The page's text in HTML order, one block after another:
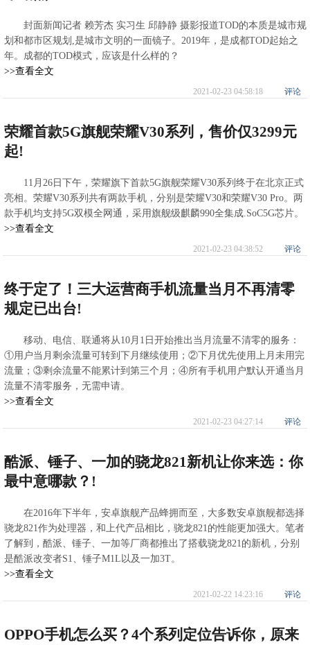
封面新闻记者 赖芳杰 实习生 邱静静 摄影报道TOD的本质是城市规
划和都市区规划,是城市文明的一面镜子。2019年，是成都TOD起始之
年。成都的TOD模式，应该是什么样的？
>>查看全文
2021-02-23 04:58:18 评论
荣耀首款5G旗舰荣耀V30系列，售价仅3299元
起!
11月26日下午，荣耀旗下首款5G旗舰荣耀V30系列终于在北京正式
亮相。荣耀V30系列共有两款手机，分别是荣耀V30和荣耀V30 Pro。两
款手机均支持5G双模全网通，采用旗舰级麒麟990全集成.SoC5G芯片。
>>查看全文
2021-02-23 04:38:52 评论
终于定了！三大运营商手机流量当月不再清零
规定已出台!
移动、电信、联通将从10月1日开始推出当月流量不清零的服务：
①用户当月剩余流量可转到下月继续使用；②下月优先使用上月未用完
流量；③剩余流量不能累计到第三个月；④所有手机用户默认开通当月
流量不清零服务，无需申请。
>>查看全文
2021-02-23 04:27:14 评论
酷派、锤子、一加的骁龙821新机让你来选：你
最中意哪款？!
在2016年下半年，安卓旗舰产品蜂拥而至，大多数安卓旗舰都选择
骁龙821作为处理器，和上代产品相比，骁龙821的性能更加强大。笔者
了解到，酷派、锤子、一加等厂商都推出了搭载骁龙821的新机，分别
是酷派改变者S1、锤子M1L以及一加3T。
>>查看全文
2021-02-22 14:23:16 评论
OPPO手机怎么买？4个系列定位告诉你，原来